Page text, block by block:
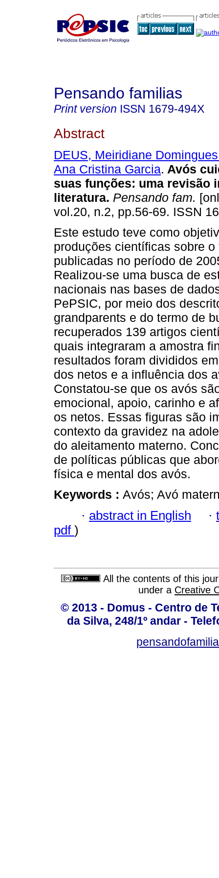
Pensando familias
Print version ISSN 1679-494X
Abstract
DEUS, Meiridiane
Ana Cristina Garcia. Avós
suas funções: uma revisão
literatura. Pensando fam.
vol.20, n.2, pp.56-69. ISSN
Este estudo teve como
produções científicas sobre o
publicadas no período de
Realizou-se uma busca de
nacionais nas bases de
PePSIC, por meio dos
grandparents e do termo de
recuperados 139 artigos
quais integraram a amostra
resultados foram divididos
dos netos e a influência dos
Constatou-se que os avós
emocional, apoio, carinho e
os netos. Essas figuras são
contexto da gravidez na
do aleitamento materno.
de políticas públicas que
física e mental dos avós.
Keywords : Avós; Avó
· abstract in English ·
pdf )
All the contents of this
under a Creative
© 2013 - Domus - Centro de
da Silva, 248/1º andar -